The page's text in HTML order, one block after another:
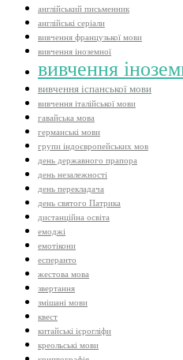
англійський письменник
англійські серіали
вивчення французької мови
вивчення іноземної
вивчення
вивчення іспанської мови
вивчення італійської мови
гавайська мова
германські мови
групи індоєвропейських мов
день державного прапора
день незалежності
день перекладача
день святого Патрика
дистанційна освіта
емоджі
емотікони
есперанто
жестова мова
звертання
змішані мови
квест
китайські ієрогліфи
креольські мови